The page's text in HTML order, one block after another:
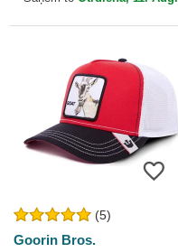
(5)
Goorin Bros.